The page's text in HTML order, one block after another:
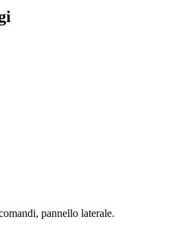
pannello laterale.